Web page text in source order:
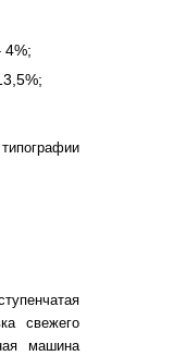
4%;
свежего
машина